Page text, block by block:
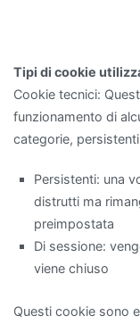
Tipi di cookie
Cookie tecnici:
funzionamento di
categorie,
Persistenti: una
distrutti ma
preimpostata
Di sessione:
viene chiuso
Questi cookie sono